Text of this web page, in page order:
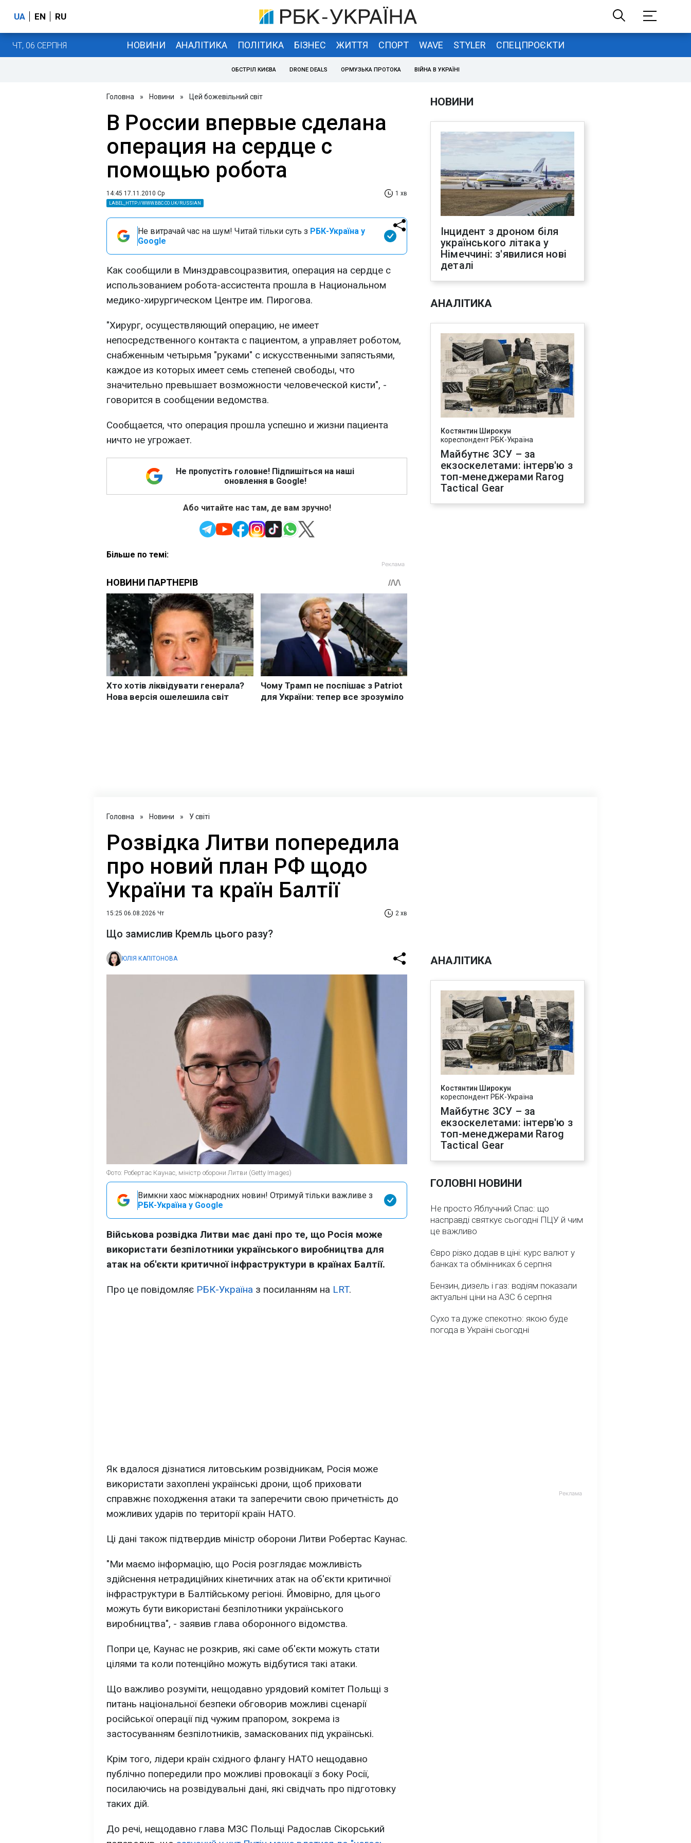
UA EN RU
ЧТ, 06 СЕРПНЯ НОВИНИ АНАЛІТИКА ПОЛІТИКА БІЗНЕС ЖИТТЯ СПОРТ WAVE STYLER СПЕЦПРОЄКТИ
ОБСТРІЛ КИЄВА DRONE DEALS ОРМУЗЬКА ПРОТОКА ВІЙНА В УКРАЇНІ
Головна » Новини » Цей божевільний світ
В России впервые сделана
операция на сердце с
помощью робота
14:45 17.11.2010 Ср 1 хв
LABEL_HTTP://WWW.BBC.CO.UK/RUSSIAN
Не витрачай час на шум! Читай тільки суть з РБК-Україна у
Google
Как сообщили в Минздравсоцразвития, операция на сердце с
использованием робота-ассистента прошла в Национальном
медико-хирургическом Центре им. Пирогова.
"Хирург, осуществляющий операцию, не имеет
непосредственного контакта с пациентом, а управляет роботом,
снабженным четырьмя "руками" с искусственными запястьями,
каждое из которых имеет семь степеней свободы, что
значительно превышает возможности человеческой кисти", -
говорится в сообщении ведомства.
Сообщается, что операция прошла успешно и жизни пациента
ничто не угрожает.
Не пропустіть головне! Підпишіться на наші
оновлення в Google!
Або читайте нас там, де вам зручно!
Більше по темі:
НОВИНИ
Інцидент з дроном біля
українського літака у
Німеччині: з'явилися нові
деталі
АНАЛІТИКА
Костянтин Широкун
кореспондент РБК-Україна
Майбутнє ЗСУ – за
екзоскелетами: інтерв'ю з
топ-менеджерами Rarog
Tactical Gear
Головна » Новини » У світі
Розвідка Литви попередила
про новий план РФ щодо
України та країн Балтії
15:25 06.08.2026 Чт 2 хв
Що замислив Кремль цього разу?
ЮЛІЯ КАПІТОНОВА
Фото: Робертас Каунас, міністр оборони Литви (Getty Images)
Вимкни хаос міжнародних новин! Отримуй тільки важливе з
РБК-Україна у Google
Військова розвідка Литви має дані про те, що Росія може
використати безпілотники українського виробництва для
атак на об'єкти критичної інфраструктури в країнах Балтії.
Про це повідомляє РБК-Україна з посиланням на LRT.
Як вдалося дізнатися литовським розвідникам, Росія може
використати захоплені українські дрони, щоб приховати
справжнє походження атаки та заперечити свою причетність до
можливих ударів по території країн НАТО.
Ці дані також підтвердив міністр оборони Литви Робертас Каунас.
"Ми маємо інформацію, що Росія розглядає можливість
здійснення нетрадиційних кінетичних атак на об'єкти критичної
інфраструктури в Балтійському регіоні. Ймовірно, для цього
можуть бути використані безпілотники українського
виробництва", - заявив глава оборонного відомства.
Попри це, Каунас не розкрив, які саме об'єкти можуть стати
цілями та коли потенційно можуть відбутися такі атаки.
Що важливо розуміти, нещодавно урядовий комітет Польщі з
питань національної безпеки обговорив можливі сценарії
російської операції під чужим прапором, зокрема із
застосуванням безпілотників, замаскованих під українські.
Крім того, лідери країн східного флангу НАТО нещодавно
публічно попередили про можливі провокації з боку Росії,
посилаючись на розвідувальні дані, які свідчать про підготовку
таких дій.
До речі, нещодавно глава МЗС Польщі Радослав Сікорський
АНАЛІТИКА
Костянтин Широкун
кореспондент РБК-Україна
Майбутнє ЗСУ – за
екзоскелетами: інтерв'ю з
топ-менеджерами Rarog
Tactical Gear
ГОЛОВНІ НОВИНИ
Не просто Яблучний Спас: що
насправді святкує сьогодні ПЦУ й чим
це важливо
Євро різко додав в ціні: курс валют у
банках та обмінниках 6 серпня
Бензин, дизель і газ: водіям показали
актуальні ціни на АЗС 6 серпня
Сухо та дуже спекотно: якою буде
погода в Україні сьогодні